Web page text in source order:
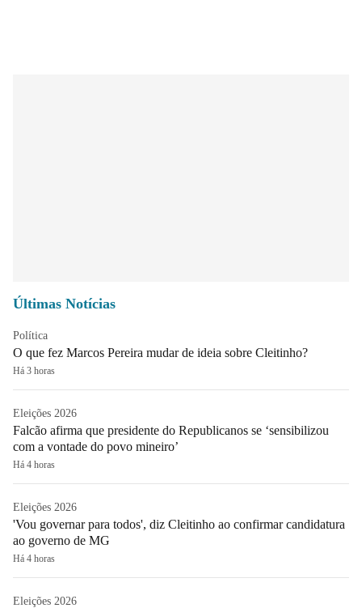
Últimas Notícias
Política
O que fez Marcos Pereira mudar de ideia sobre Cleitinho?
Há 3 horas
Eleições 2026
Falcão afirma que presidente do Republicanos se ‘sensibilizou
com a vontade do povo mineiro’
Há 4 horas
Eleições 2026
'Vou governar para todos', diz Cleitinho ao confirmar candidatura
ao governo de MG
Há 4 horas
Eleições 2026